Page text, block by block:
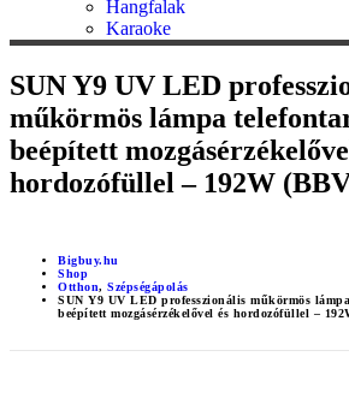
Hangfalak
Karaoke
SUN Y9 UV LED
műkörmös lámpa
beépített
hordozófüllel – 192W
Bigbuy.hu
Shop
Otthon, Szépségápolás
SUN Y9 UV LED professzionális műkörmös
beépített mozgásérzékelővel és hordozófüllel –